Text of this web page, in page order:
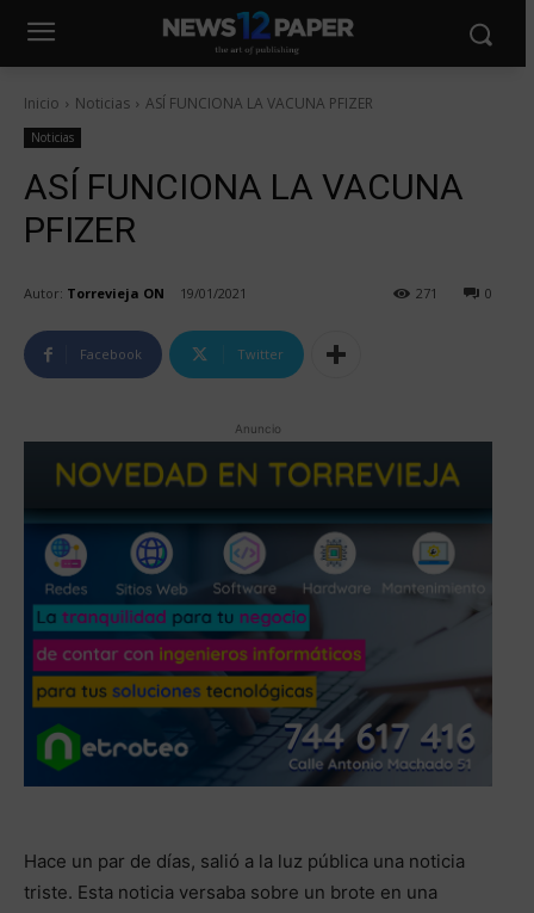
Inicio Noticias ASÍ FUNCIONA LA VACUNA PFIZER
Noticias
ASÍ FUNCIONA LA VACUNA
PFIZER
Autor: Torrevieja ON 19/01/2021 0
271
Facebook Twitter
Anuncio
Hace un par de días, salió a la luz pública una noticia
triste. Esta noticia versaba sobre un brote en una